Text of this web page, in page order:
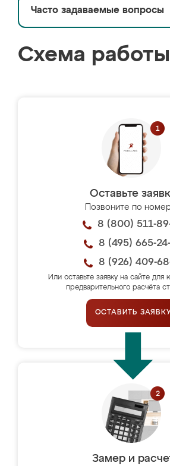
Часто задаваемые вопросы
Схема работы
Оставьте
Позвоните по
8 (800) 511-
8 (495) 665-
8 (926) 409-
Или оставьте заявку на сайте для
предварительного расчёта
ОСТАВИТЬ ЗАЯВКУ
Замер и